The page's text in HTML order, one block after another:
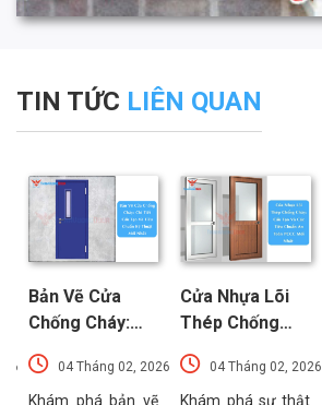
TIN TỨC LIÊN QUAN
Bản Vẽ Cửa
Chống Cháy:
Chi Tiết Cấu
Tạo Và Tiêu
04 Tháng 02, 2026
Khám phá bản vẽ
Cửa Nhựa Lõi
Thép Chống
Cháy: Cấu Tạo
Và Các Tiêu
04 Tháng 02, 2026
Khám phá sự thật